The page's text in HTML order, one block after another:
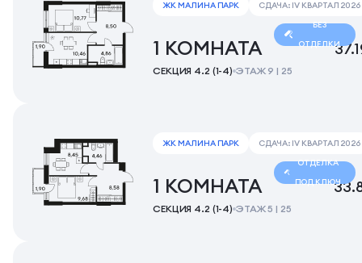
ЖК МАЛИНА ПАРК СДАЧА: IV КВАРТАЛ 2026
1 КОМНАТА
СЕКЦИЯ 4.2 (1-4) ЭТАЖ 9 | 25
БЕЗ
ОТДЕЛКИ
ЖК МАЛИНА ПАРК СДАЧА: IV КВАРТАЛ 2026
1 КОМНАТА
СЕКЦИЯ 4.2 (1-4) ЭТАЖ 5 | 25
ОТДЕЛКА
ПОД КЛЮЧ